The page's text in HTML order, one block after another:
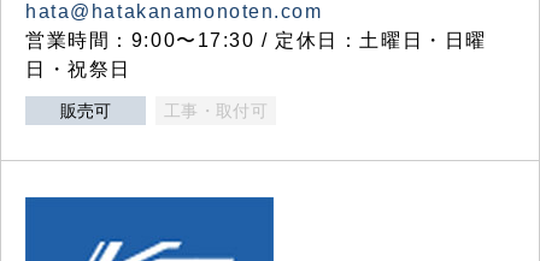
hata@hatakanamonoten.com
営業時間：9:00〜17:30 / 定休日：土曜日・日曜
日・祝祭日
販売可 工事・取付可